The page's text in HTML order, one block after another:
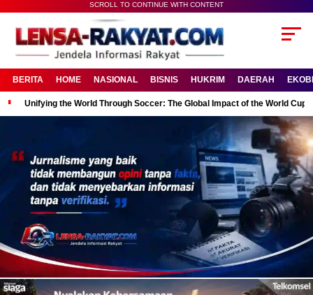
SCROLL TO CONTINUE WITH CONTENT
BERITA HOME NASIONAL BISNIS HUKRIM DAERAH
Unifying the World Through Soccer: The Global Impact of the World Cup